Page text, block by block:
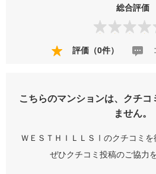
総合評価
評価（0件）
こちらのマンションは、クチ
ません。
ＷＥＳＴＨＩＬＬＳⅠのクチコミを
ぜひクチコミ投稿のご協力